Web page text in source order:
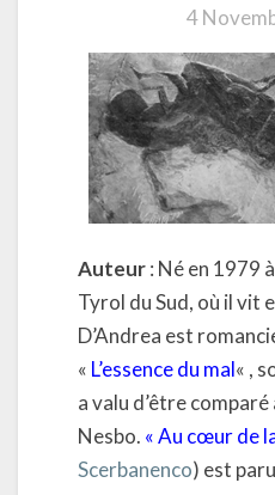
»
4
Auteur: Né en 1979
Tyrol du Sud, où il vit
D’Andrea est
« L’essence du mal« ,
a valu d’être
Nesbo. « Au cœur de
Scerbanenco) est